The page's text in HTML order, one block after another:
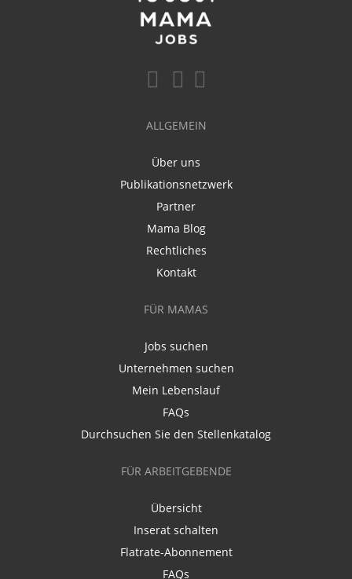
ALLGEMEIN
Über uns
Publikationsnetzwerk
Partner
Mama Blog
Rechtliches
Kontakt
FÜR MAMAS
Jobs suchen
Unternehmen suchen
Mein Lebenslauf
FAQs
Durchsuchen Sie den Stellenkatalog
FÜR ARBEITGEBENDE
Übersicht
Inserat schalten
Flatrate-Abonnement
FAQs